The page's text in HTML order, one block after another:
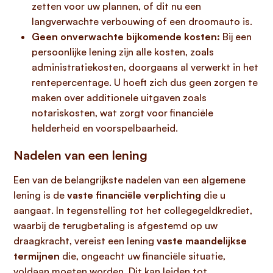
zetten voor uw plannen, of dit nu een
langverwachte verbouwing of een droomauto is.
Geen onverwachte bijkomende kosten: Bij een
persoonlijke lening zijn alle kosten, zoals
administratiekosten, doorgaans al verwerkt in het
rentepercentage. U hoeft zich dus geen zorgen te
maken over additionele uitgaven zoals
notariskosten, wat zorgt voor financiële
helderheid en voorspelbaarheid.
Nadelen van een lening
Een van de belangrijkste nadelen van een algemene
lening is de vaste financiële verplichting die u
aangaat. In tegenstelling tot het collegegeldkrediet,
waarbij de terugbetaling is afgestemd op uw
draagkracht, vereist een lening vaste maandelijkse
termijnen die, ongeacht uw financiële situatie,